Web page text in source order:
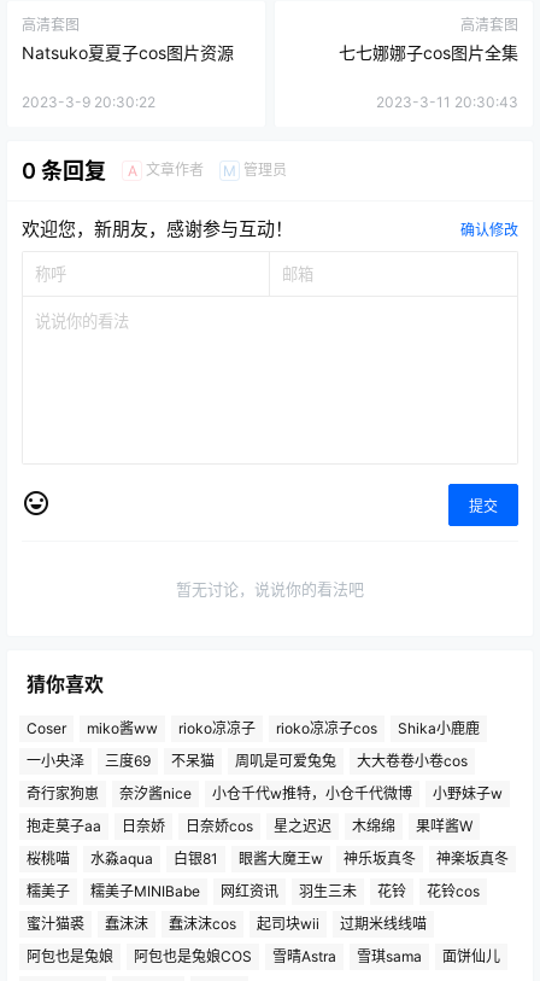
高清套图
Natsuko夏夏子cos图片资源
2023-3-9 20:30:22
高清套图
七七娜娜子cos图片全集
2023-3-11 20:30:43
0 条回复 A 文章作者 M 管理员
欢迎您，新朋友，感谢参与互动！ 确认修改
提交
暂无讨论，说说你的看法吧
猜你喜欢
Coser miko酱ww rioko凉凉子 rioko凉凉子cos
Shika小鹿鹿
一小央泽
三度69 不呆猫 周叽是可爱兔兔
大大卷卷小卷cos
奇行家狗崽
奈汐酱nice 小仓千代w推特，小仓千代微博
小野妹子w
抱走莫子aa
日奈娇 日奈娇cos 星之迟迟 木绵绵
果咩酱W
桜桃喵
水淼aqua 白银81 眼酱大魔王w 神乐坂真冬
神楽坂真冬
糯美子
糯美子MINIBabe 网红资讯 羽生三未 花铃
花铃cos
蜜汁猫裘
蠢沫沫 蠢沫沫cos 起司块wii
过期米线线喵
阿包也是兔娘
阿包也是兔娘COS 雪晴Astra 雪琪sama
面饼仙儿